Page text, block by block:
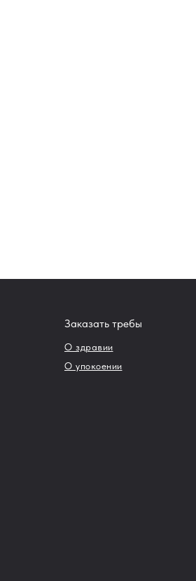
Заказать требы
О здравии
О упокоении